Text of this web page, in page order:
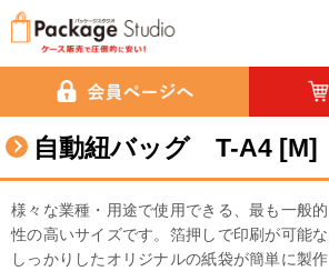
自動紐バッグ T-A4 [M]
様々な業種・用途で使用できる、最も一般
性の高いサイズです。箔押しで印刷が可能
しっかりしたオリジナルの紙袋が簡単に製